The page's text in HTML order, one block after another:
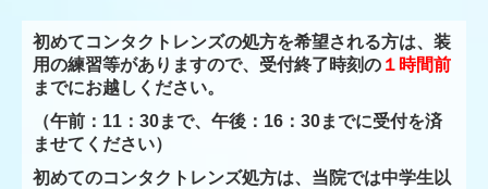
初めてコンタクトレンズの処方を希望される方は、装
用の練習等がありますので、受付終了時刻の １時間前
までにお越しください。
（午前：11：30まで、午後：16：30までに受付を済
ませてください）
初めてのコンタクトレンズ処方は、当院では中学生以